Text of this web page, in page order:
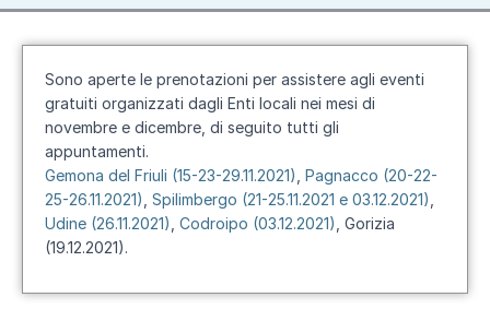
Sono aperte le prenotazioni per assistere agli eventi
gratuiti organizzati dagli Enti locali nei mesi di
novembre e dicembre, di seguito tutti gli
appuntamenti.
Gemona del Friuli (15-23-29.11.2021) Pagnacco (20-22-
25-26.11.2021) Spilimbergo (21-25.11.2021 e 03.12.2021)
Udine (26.11.2021) Codroipo (03.12.2021) , Gorizia
(19.12.2021).